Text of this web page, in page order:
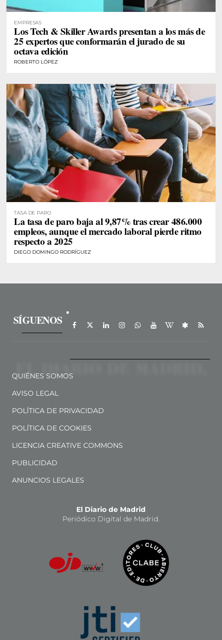
EMPRESAS
Los Tech & Skiller Awards presentan a los más de
25 expertos que conformarán el jurado de su
octava edición
ROBERTO LÓPEZ
TASA DE PARO
La tasa de paro baja al 9,87% tras crear 486.000
empleos, aunque el mercado laboral pierde ritmo
respecto a 2025
DIEGO DOMINGO RODRÍGUEZ
SÍGUENOS
QUIÉNES SOMOS
AVISO LEGAL
POLÍTICA DE PRIVACIDAD
POLÍTICA DE COOKIES
LICENCIA CREATIVE COMMONS
PUBLICIDAD
ANUNCIOS LEGALES
El Diario de Madrid
Periódico Digital de Madrid.